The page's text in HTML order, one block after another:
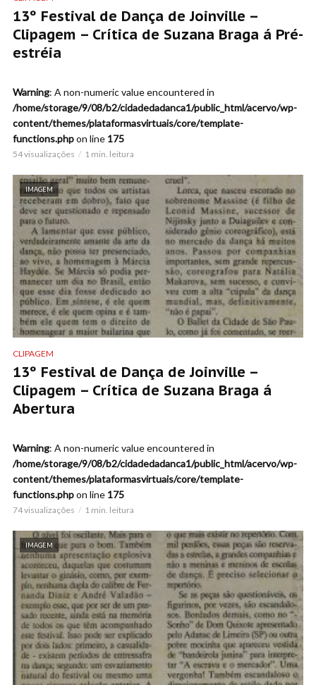
13º Festival de Dança de Joinville –
Clipagem – Crítica de Suzana Braga á Pré-
estréia
Warning: A non-numeric value encountered in
/home/storage/9/08/b2/cidadedadanca1/public_html/acervo/wp-
content/themes/plataformasvirtuais/core/template-
functions.phpon line 175
54 visualizações 1 min. leitura
IMAGEM
CLIPAGEM
13º Festival de Dança de Joinville –
Clipagem – Crítica de Suzana Braga á
Abertura
Warning: A non-numeric value encountered in
/home/storage/9/08/b2/cidadedadanca1/public_html/acervo/wp-
content/themes/plataformasvirtuais/core/template-
functions.phpon line 175
74 visualizações 1 min. leitura
IMAGEM